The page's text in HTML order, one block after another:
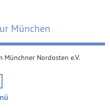
München
Nordosten e.V.